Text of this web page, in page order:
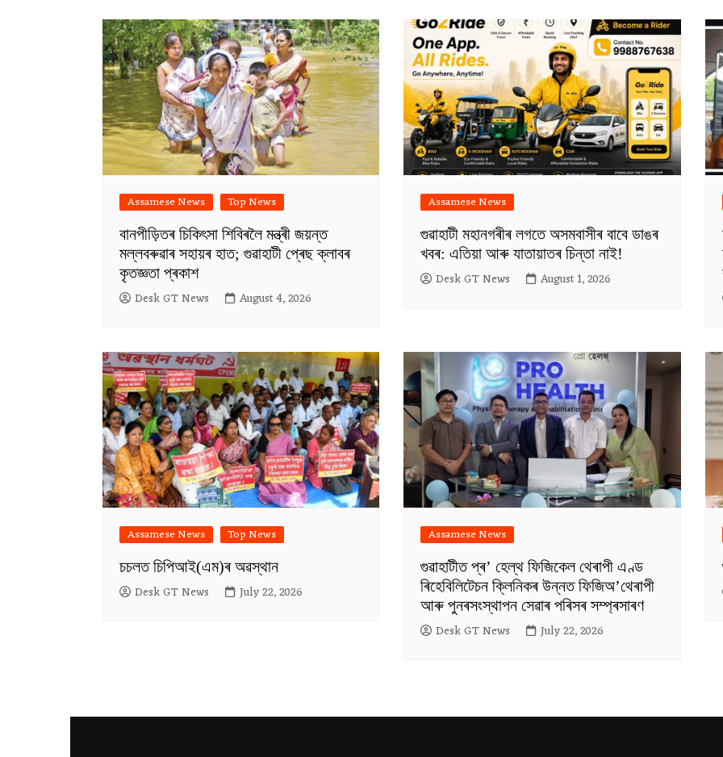
Assamese News Top News
বানপীড়িতৰ চিকিৎসা শিবিৰলৈ মন্ত্ৰী জয়ন্ত
মল্লবৰুৱাৰ সহায়ৰ হাত; গুৱাহাটী প্ৰেছ ক্লাবৰ
কৃতজ্ঞতা প্ৰকাশ
Desk GT News August 4, 2026
Assamese News
গুৱাহাটী মহানগৰীৰ লগতে অসমবাসীৰ বাবে ডাঙৰ
খবৰ: এতিয়া আৰু যাতায়াতৰ চিন্তা নাই!
Desk GT News August 1, 2026
Assamese News Top News
চচলত চিপিআই(এম)ৰ অৱস্থান
Desk GT News July 22, 2026
Assamese News
গুৱাহাটীত প্ৰ’ হেল্থ ফিজিকেল থেৰাপী এণ্ড
ৰিহেবিলিটেচন ক্লিনিকৰ উন্নত ফিজিঅ’থেৰাপী
আৰু পুনৰসংস্থাপন সেৱাৰ পৰিসৰ সম্প্ৰসাৰণ
Desk GT News July 22, 2026